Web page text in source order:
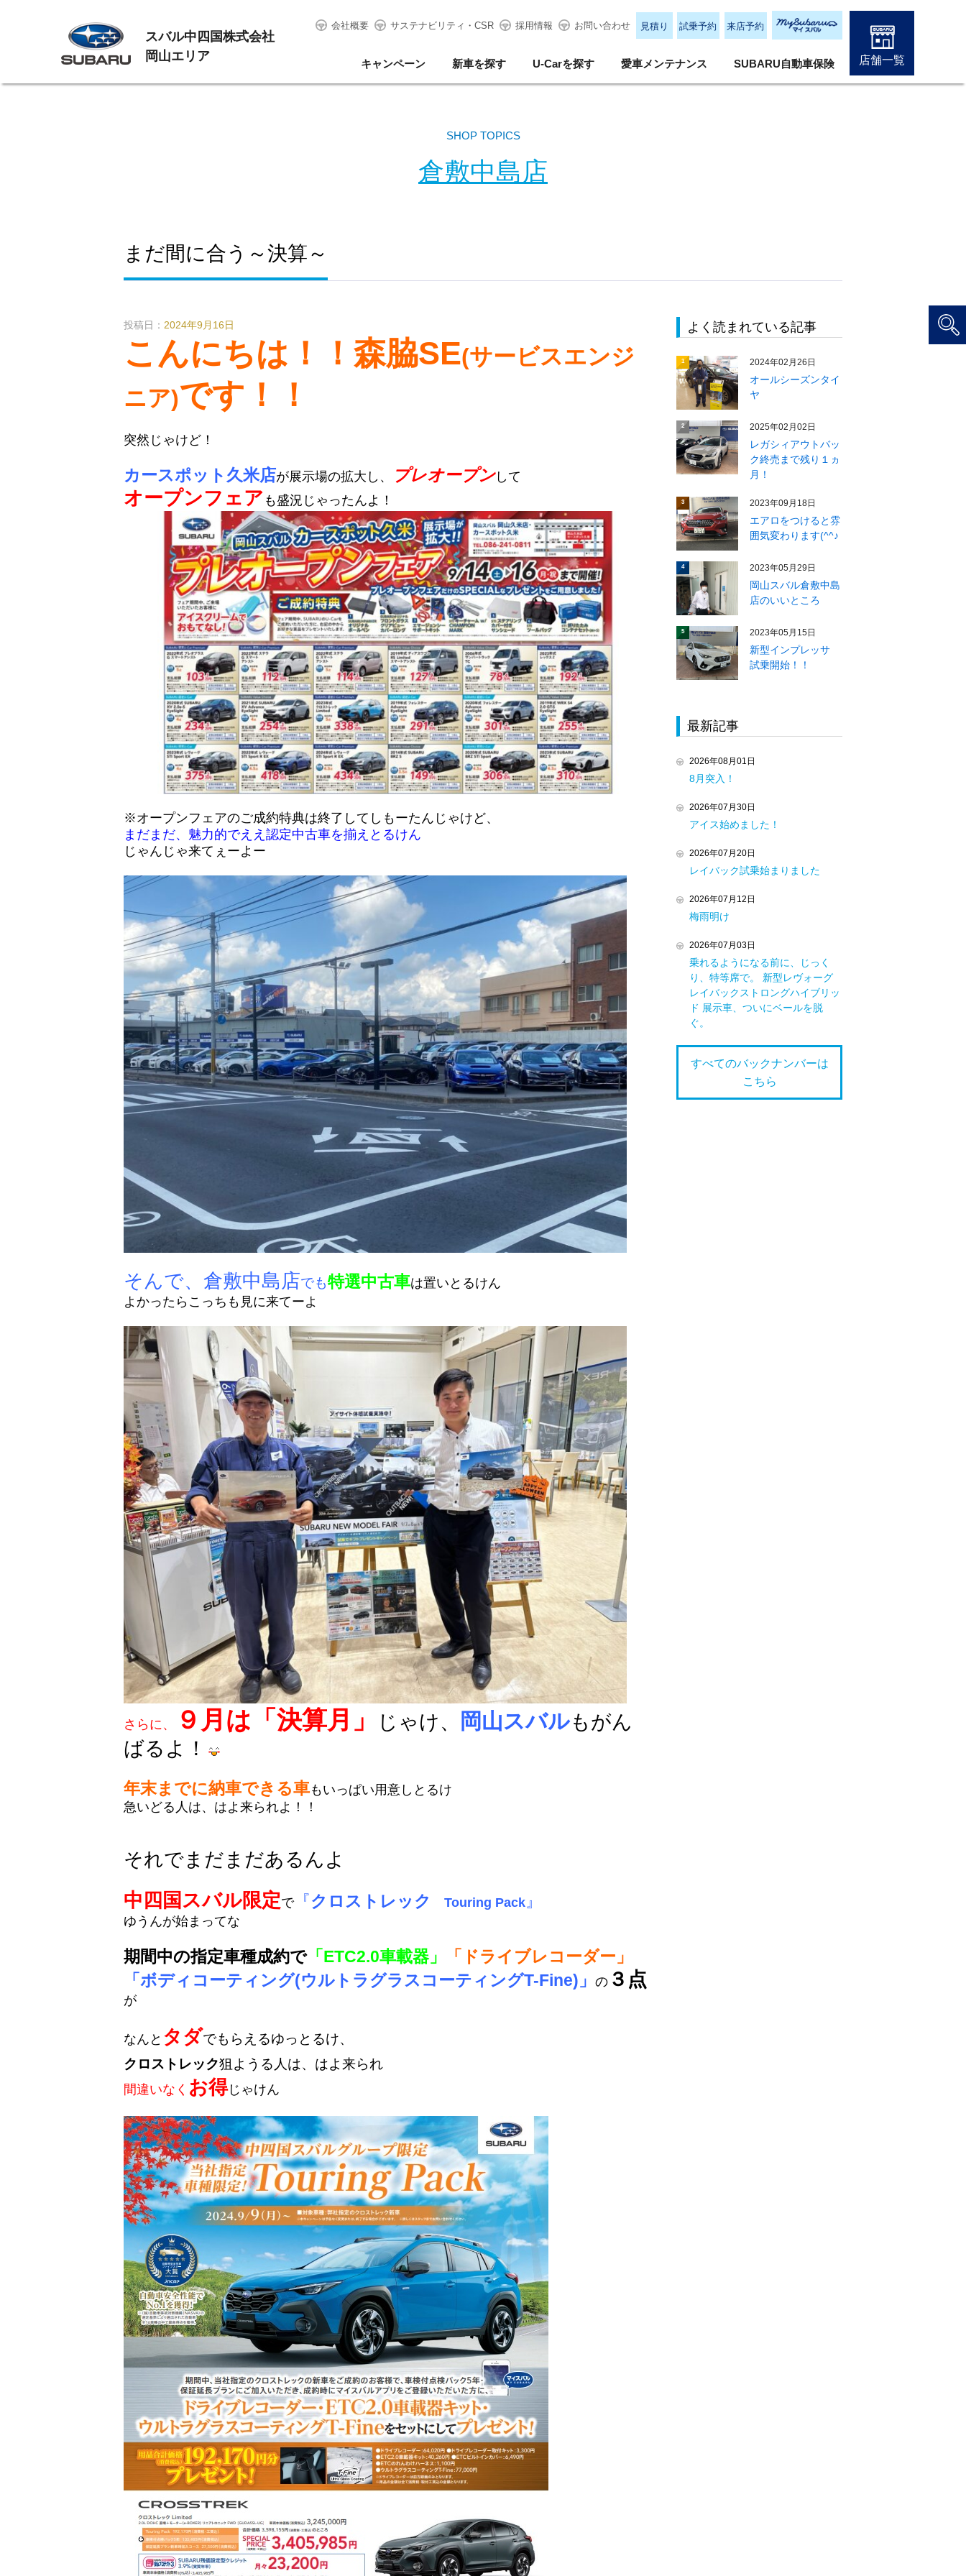
スバル中四国株式会社
岡山エリア
会社概要 サステナビリティ・CSR 採用情報 お問い合わせ 見積り 試乗予約 来店予約
キャンペーン 新車を探す U-Carを探す 愛車メンテナンス SUBARU自動車保険 店舗一覧
SHOP TOPICS
倉敷中島店
まだ間に合う～決算～
投稿日： 2024年9月16日
こんにちは！！森脇SE(サービスエンジ
ニア)です！！
突然じゃけど！
カースポット久米店が展示場の拡大し、 プレオープンして
オープンフェア も盛況じゃったんよ！
※オープンフェアのご成約特典は終了してしもーたんじゃけど、
まだまだ、魅力的でええ認定中古車を揃えとるけん
じゃんじゃ来てぇーよー
そんで、 倉敷中島店でも特選中古車は置いとるけん
よかったらこっちも見に来てーよ
さらに、 ９月は「決算月」 じゃけ、 岡山スバルもがん
ばるよ！
年末までに納車できる車もいっぱい用意しとるけ
急いどる人は、はよ来られよ！！
それでまだまだあるんよ
中四国スバル限定で『クロストレック Touring Pack 』
ゆうんが始まってな
期間中の指定車種成約で「ETC2.0車載器」
「ドライブレコーダー」
「ボディコーティング(ウルトラグラスコーティングT-Fine)」 の ３点
が
なんと タダでもらえるゆっとるけ、
クロストレック狙ようる人は、はよ来られ
間違いなく お得じゃけん
よく読まれている記事
1 2024年02月26日
オールシーズンタイ
ヤ
2 2025年02月02日
レガシィアウトバッ
ク終売まで残り１ヵ
月！
3 2023年09月18日
エアロをつけると雰
囲気変わります(^^♪
4 2023年05月29日
岡山スバル倉敷中島
店のいいところ
5 2023年05月15日
新型インプレッサ
試乗開始！！
最新記事
2026年08月01日
8月突入！
2026年07月30日
アイス始めました！
2026年07月20日
レイバック試乗始まりました
2026年07月12日
梅雨明け
2026年07月03日
乗れるようになる前に、じっく
り、特等席で。 新型レヴォーグ
レイバックストロングハイブリッ
ド 展示車、ついにベールを脱
ぐ。
すべてのバックナンバーは
こちら